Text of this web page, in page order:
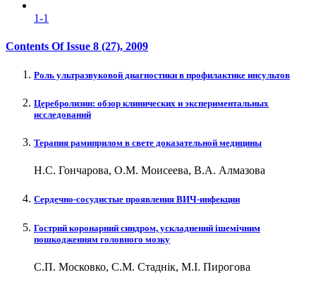
1-1
Contents Of Issue 8 (27), 2009
Роль ультразвуковой диагностики в профилактике инсультов
Церебролизин: обзор клинических и экспериментальных
исследований
Терапия рамиприлом в свете доказательной медицины
Н.С. Гончарова, О.М. Моисеева, В.А. Алмазова
Сердечно-сосудистые проявления ВИЧ-инфекции
Гострий коронарний синдром, ускладнений ішемічним
пошкодженням головного мозку
С.П. Московко, С.М. Стаднік, М.І. Пирогова